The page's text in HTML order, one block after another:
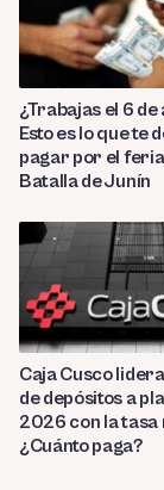
¿Trabajas el 6 de
Esto es lo que te
pagar por el
Batalla de Junín
Caja Cusco
de depósitos a
2026 con la tasa
¿Cuánto paga?